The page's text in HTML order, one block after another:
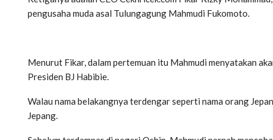
pengusaha muda asal Tulungagung Mahmudi Fukomoto.
Menurut Fikar, dalam pertemuan itu Mahmudi menyatakan
Presiden BJ Habibie.
Walau nama belakangnya terdengar seperti nama orang
Jepang.